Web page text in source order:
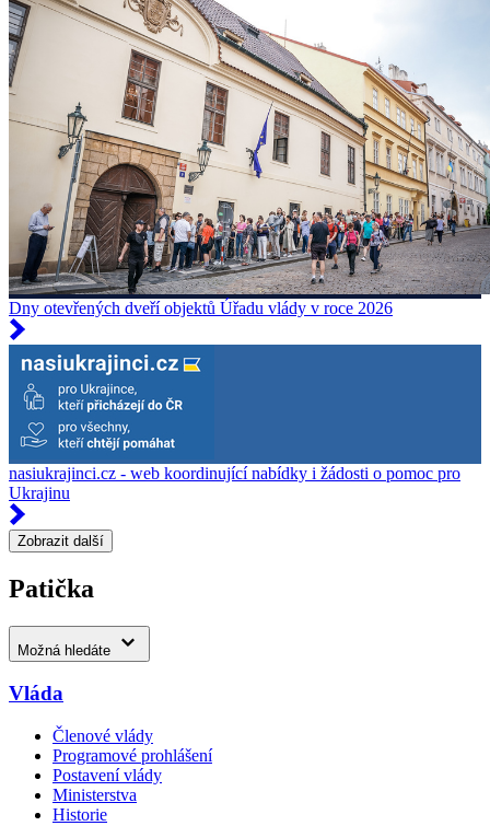
Dny otevřených dveří objektů Úřadu vlády v roce 2026
nasiukrajinci.cz - web koordinující nabídky i žádosti o pomoc pro
Ukrajinu
Zobrazit další
Patička
Možná hledáte
Vláda
Členové vlády
Programové prohlášení
Postavení vlády
Ministerstva
Historie